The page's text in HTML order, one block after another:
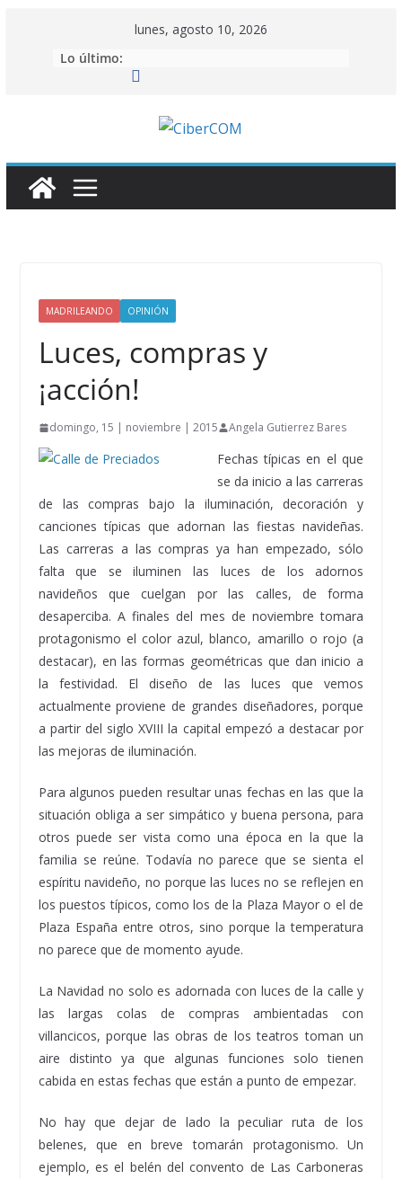
lunes, agosto 10, 2026
Lo último:
MADRILEANDO OPINIÓN
Luces, compras y
¡acción!
domingo, 15 | noviembre | 2015 Angela Gutierrez Bares
Fechas típicas en el que
se da inicio a las carreras
de las compras bajo la iluminación, decoración y
canciones típicas que adornan las fiestas navideñas.
Las carreras a las compras ya han empezado, sólo
falta que se iluminen las luces de los adornos
navideños que cuelgan por las calles, de forma
desaperciba. A finales del mes de noviembre tomara
protagonismo el color azul, blanco, amarillo o rojo (a
destacar), en las formas geométricas que dan inicio a
la festividad. El diseño de las luces que vemos
actualmente proviene de grandes diseñadores, porque
a partir del siglo XVIII la capital empezó a destacar por
las mejoras de iluminación.
Para algunos pueden resultar unas fechas en las que la
situación obliga a ser simpático y buena persona, para
otros puede ser vista como una época en la que la
familia se reúne. Todavía no parece que se sienta el
espíritu navideño, no porque las luces no se reflejen en
los puestos típicos, como los de la Plaza Mayor o el de
Plaza España entre otros, sino porque la temperatura
no parece que de momento ayude.
La Navidad no solo es adornada con luces de la calle y
las largas colas de compras ambientadas con
villancicos, porque las obras de los teatros toman un
aire distinto ya que algunas funciones solo tienen
cabida en estas fechas que están a punto de empezar.
No hay que dejar de lado la peculiar ruta de los
belenes, que en breve tomarán protagonismo. Un
ejemplo, es el belén del convento de Las Carboneras